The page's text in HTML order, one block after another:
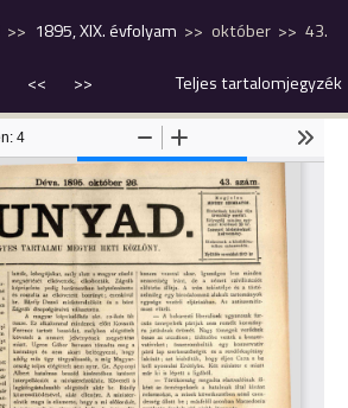
1895, XIX. évfolyam október
43.
<<
>> Teljes tartalomjegyzék